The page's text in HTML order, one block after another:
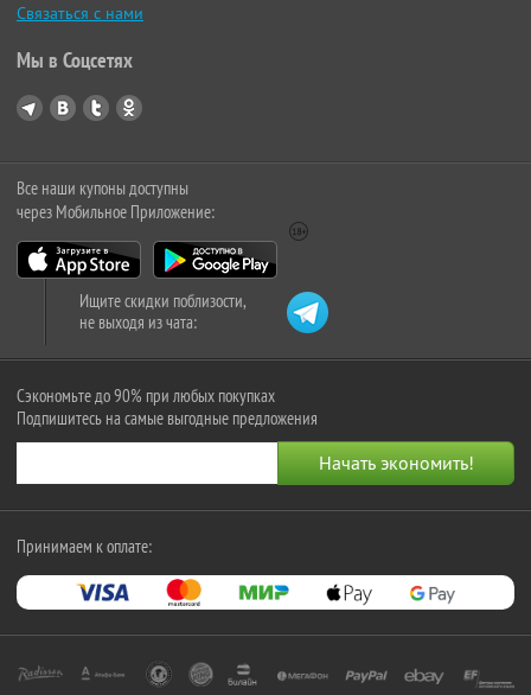
Связаться с нами
Мы в Соцсетях
Все наши купоны доступны
через Мобильное Приложение:
Ищите скидки поблизости,
не выходя из чата:
Сэкономьте до 90% при любых покупках
Подпишитесь на самые выгодные предложения
Принимаем к оплате: